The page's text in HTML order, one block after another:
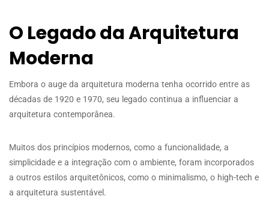
O Legado da Arquitetura
Moderna
Embora o auge da arquitetura moderna tenha ocorrido entre as
décadas de 1920 e 1970, seu legado continua a influenciar a
arquitetura contemporânea.
Muitos dos princípios modernos, como a funcionalidade, a
simplicidade e a integração com o ambiente, foram incorporados
a outros estilos arquitetônicos, como o minimalismo, o high-tech e
a arquitetura sustentável.